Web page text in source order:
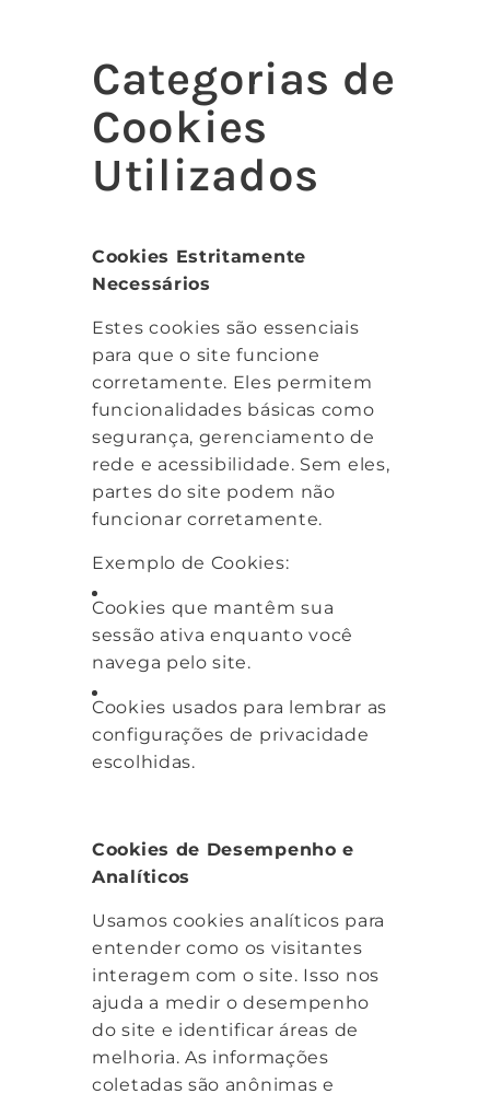
Categorias de
Cookies
Utilizados
Cookies Estritamente
Necessários
Estes cookies são essenciais
para que o site funcione
corretamente. Eles permitem
funcionalidades básicas como
segurança, gerenciamento de
rede e acessibilidade. Sem eles,
partes do site podem não
funcionar corretamente.
Exemplo de Cookies:
Cookies que mantêm sua
sessão ativa enquanto você
navega pelo site.
Cookies usados para lembrar as
configurações de privacidade
escolhidas.
Cookies de Desempenho e
Analíticos
Usamos cookies analíticos para
entender como os visitantes
interagem com o site. Isso nos
ajuda a medir o desempenho
do site e identificar áreas de
melhoria. As informações
coletadas são anônimas e